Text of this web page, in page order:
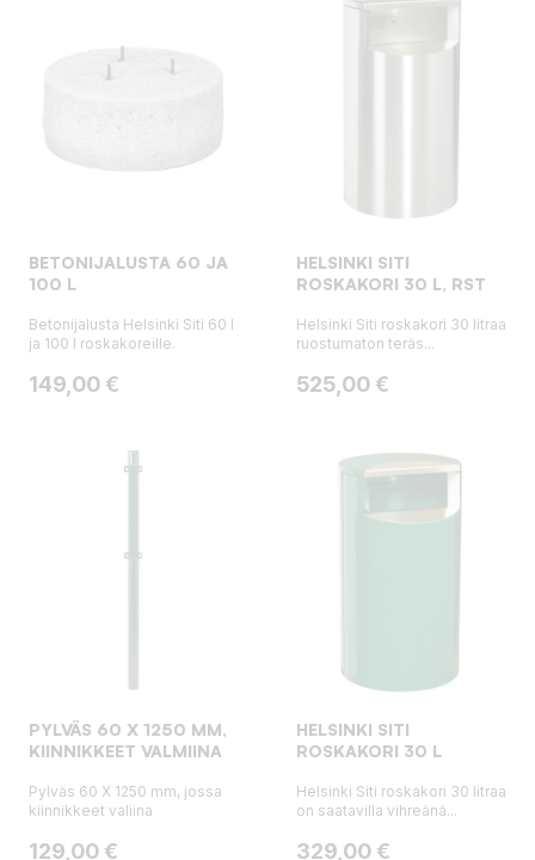
BETONIJALUSTA 60 JA
100 L
Betonijalusta Helsinki Siti 60 l
ja 100 l roskakoreille.
Hinta
149,00 €
HELSINKI SITI
ROSKAKORI 30 L, RST
Helsinki Siti roskakori 30 litraa
ruostumaton teräs...
Hinta
525,00 €
PYLVÄS 60 X 1250 MM,
KIINNIKKEET VALMIINA
Pylväs 60 X 1250 mm, jossa
kiinnikkeet valiina
Hinta
129,00 €
HELSINKI SITI
ROSKAKORI 30 L
Helsinki Siti roskakori 30 litraa
on saatavilla vihreänä...
Hinta
329,00 €